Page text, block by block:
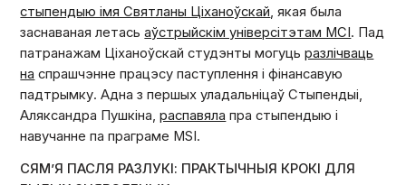
стыпендыю імя Святланы Ціханоўскай, якая была
заснаваная летасьаўстрыйскім універсітэтам MCI. Пад
патранажам Ціханоўскай студэнты могуцьразлічваць
на спрашчэнне працэсу паступлення і фінансавую
падтрымку. Адна з першых уладальніцаў Стыпендыі,
Аляксандра Пушкіна,распавяла пра стыпендыю і
навучанне па праграме MSI.
СЯМ’Я ПАСЛЯ РАЗЛУКІ: ПРАКТЫЧНЫЯ КРОКІ ДЛЯ